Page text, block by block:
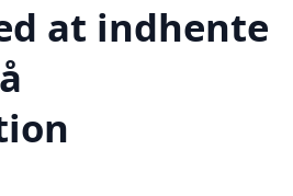
at indhente